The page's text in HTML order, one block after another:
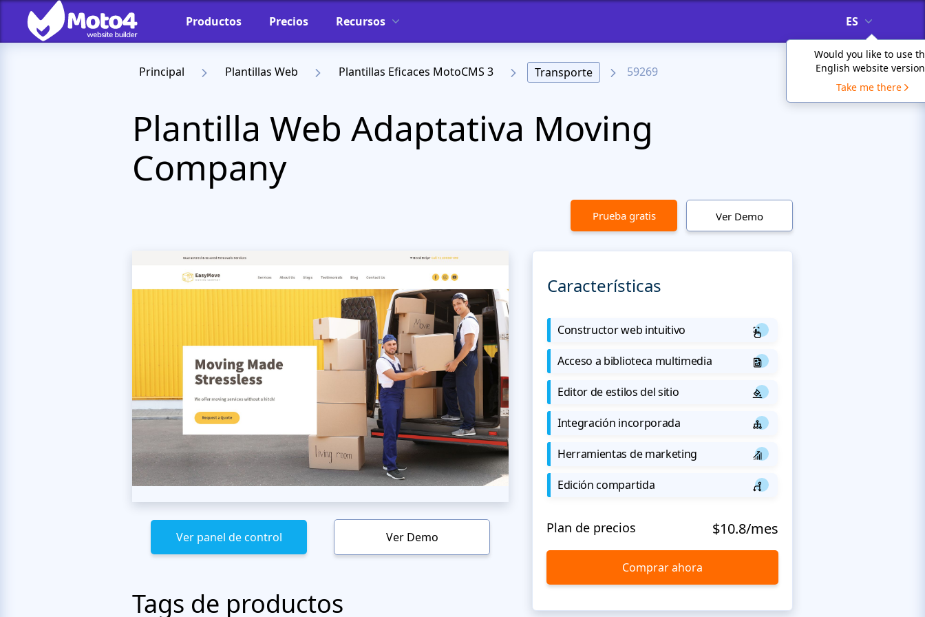
Productos Precios Recursos ES
Would you like to use
English website
Take me there
Principal Plantillas Web Plantillas Eficaces MotoCMS 3 Transporte 59269
Plantilla Web Adaptativa Moving
Company
Prueba gratis Ver Demo
Ver panel de control Ver Demo
Tags de productos
Características
Constructor web intuitivo
Acceso a biblioteca multimedia
Editor de estilos del sitio
Integración incorporada
Herramientas de marketing
Edición compartida
Plan de precios $10.8/mes
Comprar ahora